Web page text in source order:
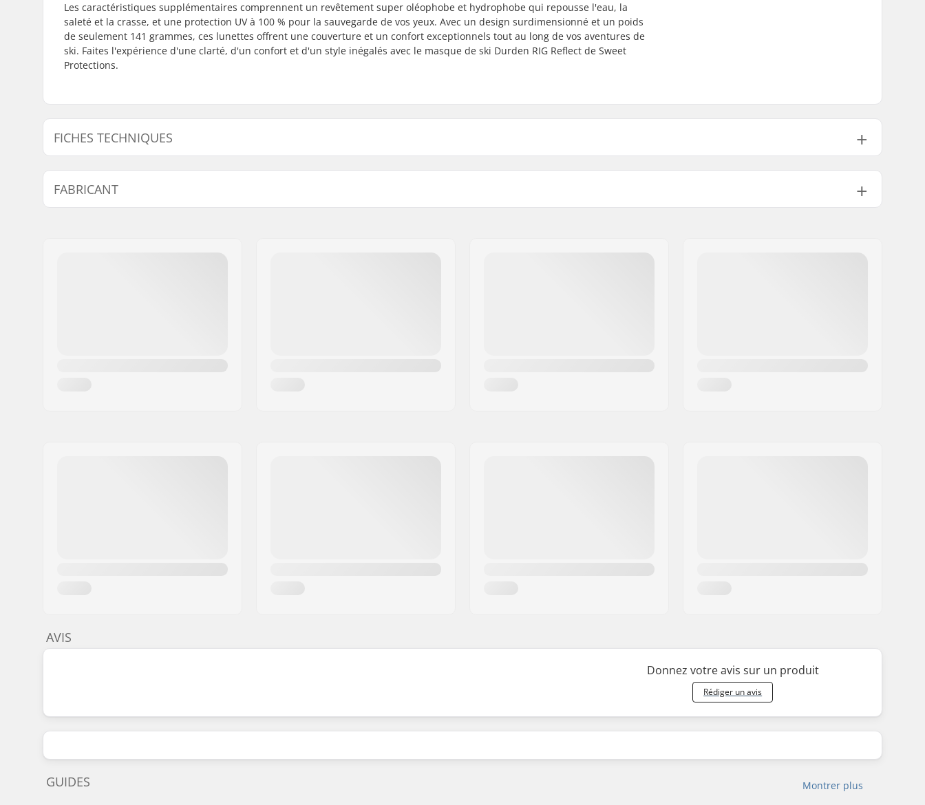
Les caractéristiques supplémentaires comprennent un revêtement super oléophobe et hydrophobe qui repousse l'eau, la
saleté et la crasse, et une protection UV à 100 % pour la sauvegarde de vos yeux. Avec un design surdimensionné et un poids
de seulement 141 grammes, ces lunettes offrent une couverture et un confort exceptionnels tout au long de vos aventures de
ski. Faites l'expérience d'une clarté, d'un confort et d'un style inégalés avec le masque de ski Durden RIG Reflect de Sweet
Protections.
FICHES TECHNIQUES
Spécifications Supplémentaires :
Super Oleophobic and Hydrophobic
Grading)
Objectifs interchangeables:
Oui
S'adapte avec des lunettes (OTG):
Oui
FABRICANT
AVIS
Donnez votre avis sur un produit
Rédiger un avis
Montrer plus
GUIDES